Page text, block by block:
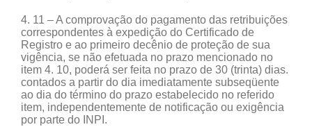
4. 11 – A comprovação do pagamento das retribuições
correspondentes à expedição do Certificado de
Registro e ao primeiro decênio de proteção de sua
vigência, se não efetuada no prazo mencionado no
item 4. 10, poderá ser feita no prazo de 30 (trinta) dias.
contados a partir do dia imediatamente subseqüente
ao dia do término do prazo estabelecido no referido
item, independentemente de notificação ou exigência
por parte do INPI.